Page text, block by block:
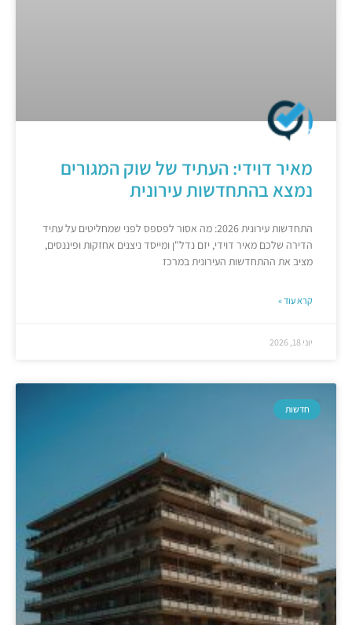
מאיר דוידי: העתיד של שוק המגורים
נמצא בהתחדשות עירונית
התחדשות עירונית 2026: מה אסור לפספס לפני שמחליטים על עתיד
הדירה שלכם מאיר דוידי, יזם נדל"ן ומייסד ניצנים אחזקות ופיננסים,
מציב את ההתחדשות העירונית במרכז
קרא עוד »
יוני 18, 2026
חדשות